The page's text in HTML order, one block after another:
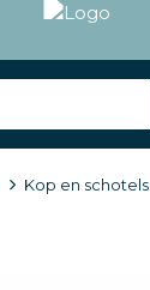
Kop en schotels